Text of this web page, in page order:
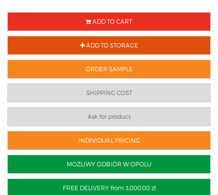
ADD TO CART
ADD TO STORAGE
ORDER SAMPLE
SHIPPING COST
Ask for product
INDIVIDUAL PRICING
MOŻLIWY ODBIÓR W OPOLU
FREE DELIVERY from 3,000.00 zł